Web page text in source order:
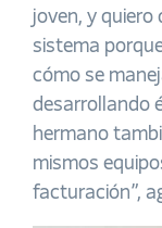
joven, y quiero
sistema
cómo se
desarrollando
hermano
mismos
facturación”,